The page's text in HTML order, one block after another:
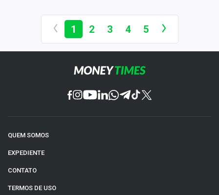
1 2 3 4 5
QUEM SOMOS
EXPEDIENTE
CONTATO
TERMOS DE USO